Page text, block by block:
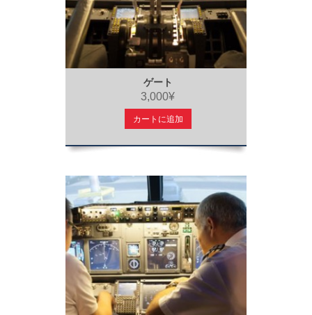
ゲート
3,000¥
カートに追加